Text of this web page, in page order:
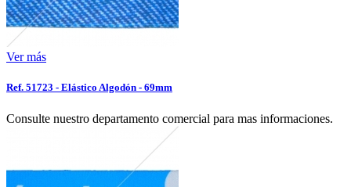
Ver más
Ref. 51723 - Elástico Algodón - 69mm
Consulte nuestro departamento comercial para mas informaciones.